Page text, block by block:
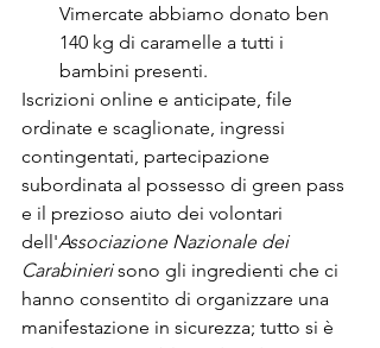
Vimercate abbiamo donato ben
140 kg di caramelle a tutti i
bambini presenti.
Iscrizioni online e anticipate, file
ordinate e scaglionate, ingressi
contingentati, partecipazione
subordinata al possesso di green pass
e il prezioso aiuto dei volontari
dell'Associazione Nazionale dei
Carabinieri sono gli ingredienti che ci
hanno consentito di organizzare una
manifestazione in sicurezza; tutto si è